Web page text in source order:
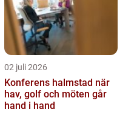
02 juli 2026
Konferens halmstad när
hav, golf och möten går
hand i hand